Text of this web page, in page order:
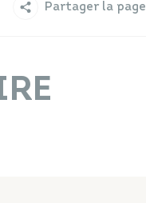
Partager la page